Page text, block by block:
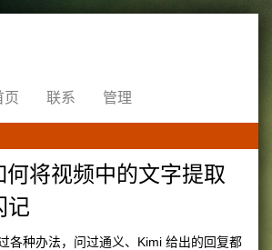
页 联系 管理
何将视频中的文字提取
记
各种办法，问过通义、Kimi 给出的回复都